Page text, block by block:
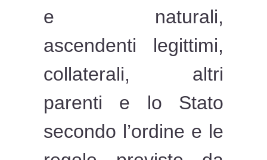
e naturali,
ascendenti legittimi,
collaterali, altri
parenti e lo Stato
secondo l’ordine e le